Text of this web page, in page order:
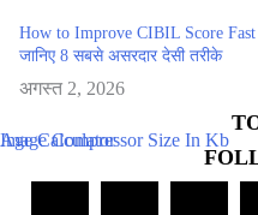
How to Improve CIBIL Score
जानिए 8 सबसे असरदार देसी तरीके
अगस्त 2, 2026
Age Calculator
Image Compressor Size In Kb